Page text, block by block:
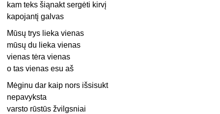
kam teks šiąnakt sergėti kirvį
kapojantį galvas
Mūsų trys lieka vienas
mūsų du lieka vienas
vienas tėra vienas
o tas vienas esu aš
Mėginu dar kaip nors išsisukt
nepavyksta
varsto rūstūs žvilgsniai